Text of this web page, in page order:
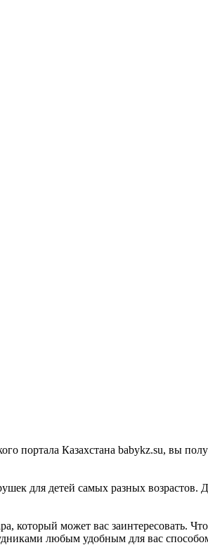
портала Казахстана babykz.su, вы
для детей самых разных возрастов.
который может вас заинтересовать.
любым удобным для вас